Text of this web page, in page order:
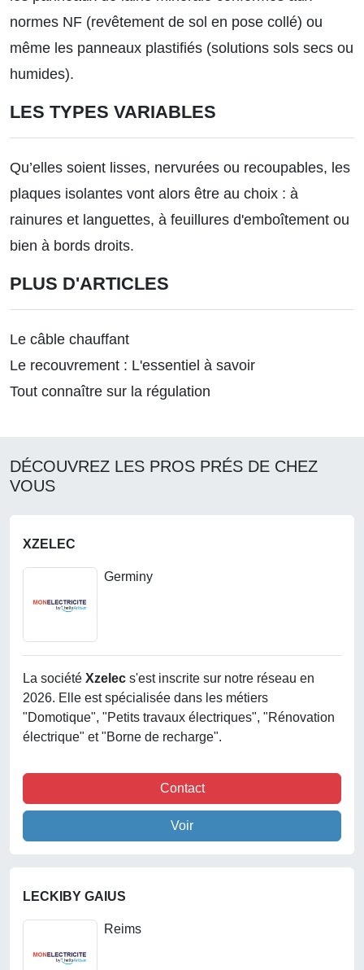
normes NF (revêtement de sol en pose collé) ou
même les panneaux plastifiés (solutions sols secs ou
humides).
LES TYPES VARIABLES
Qu’elles soient lisses, nervurées ou recoupables, les
plaques isolantes vont alors être au choix : à
rainures et languettes, à feuillures d'emboîtement ou
bien à bords droits.
PLUS D'ARTICLES
Le câble chauffant
Le recouvrement : L'essentiel à savoir
Tout connaître sur la régulation
DÉCOUVREZ LES PROS PRÉS DE CHEZ
VOUS
XZELEC
Germiny
La société Xzelec s'est inscrite sur notre réseau en
2026. Elle est spécialisée dans les métiers
"Domotique", "Petits travaux électriques", "Rénovation
électrique" et "Borne de recharge".
Contact
Voir
LECKIBY GAIUS
Reims